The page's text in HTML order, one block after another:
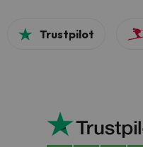
Trustpilot